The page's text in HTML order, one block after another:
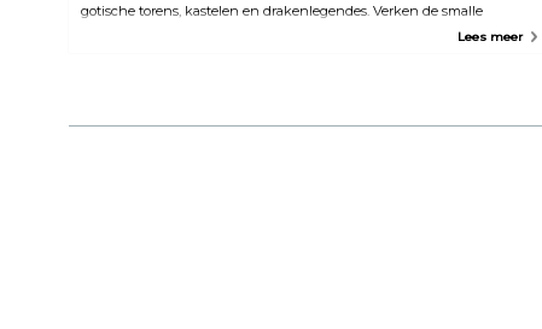
gotische torens, kastelen en drakenlegendes. Verken de smalle
straatjes van de stad, verborgen binnenplaatsen en het netwerk van
Lees meer